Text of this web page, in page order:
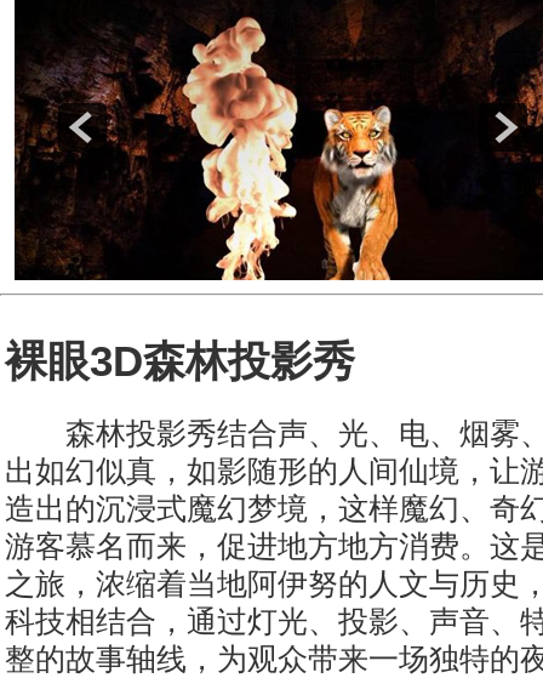
裸眼3D森林投影秀
森林投影秀结合声、光、电、烟雾
出如幻似真，如影随形的人间仙境，让
造出的沉浸式魔幻梦境，这样魔幻、奇
游客慕名而来，促进地方地方消费。这
之旅，浓缩着当地阿伊努的人文与历史
科技相结合，通过灯光、投影、声音、
整的故事轴线，为观众带来一场独特的